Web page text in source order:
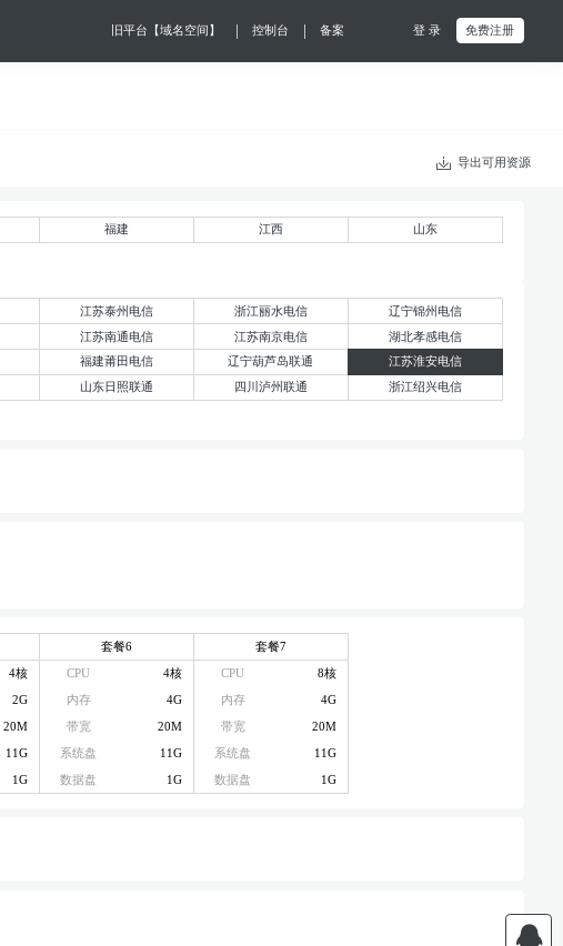
旧平台【域名空间】 控制台 备案 登 录 免费注册
导出可用资源
福建 江西
山东
江苏泰州电信 浙江丽水电信
辽宁锦州电信
江苏南通电信 江苏南京电信
湖北孝感电信
福建莆田电信 辽宁葫芦岛联通
江苏淮安电信
山东日照联通 四川泸州联通
浙江绍兴电信
4核
2G
20M
11G
1G
套餐6
CPU
4核
内存
4G
带宽
20M
系统盘
11G
数据盘
1G
套餐7
CPU
8核
内存
4G
带宽
20M
系统盘
11G
数据盘
1G